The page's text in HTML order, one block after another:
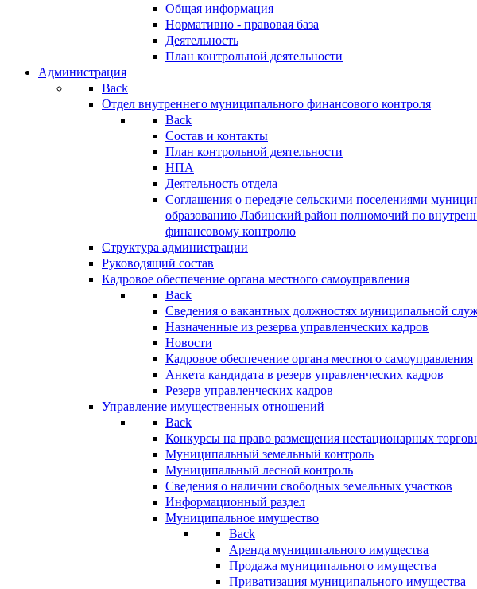
Общая информация
Нормативно - правовая база
Деятельность
План контрольной деятельности
Администрация
Back
Отдел внутреннего муниципального финансового контроля
Back
Состав и контакты
План контрольной деятельности
НПА
Деятельность отдела
Соглашения о передаче сельскими поселениями
образованию Лабинский район полномочий по
финансовому контролю
Структура администрации
Руководящий состав
Кадровое обеспечение органа местного самоуправления
Back
Сведения о вакантных должностях муниципальной
Назначенные из резерва управленческих кадров
Новости
Кадровое обеспечение органа местного самоуправления
Анкета кандидата в резерв управленческих кадров
Резерв управленческих кадров
Управление имущественных отношений
Back
Конкурсы на право размещения нестационарных
Муниципальный земельный контроль
Муниципальный лесной контроль
Сведения о наличии свободных земельных участков
Информационный раздел
Муниципальное имущество
Back
Аренда муниципального имущества
Продажа муниципального имущества
Приватизация муниципального имущества